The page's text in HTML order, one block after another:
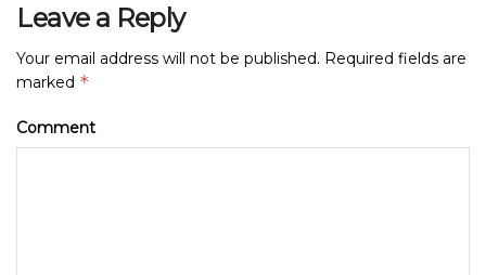
Leave a Reply
Your email address will not be published. Required fields are
marked *
Comment